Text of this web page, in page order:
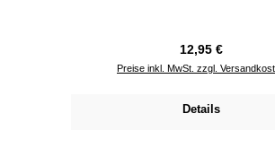
Regulärer Preis:
12,95 €
Preise inkl. MwSt. zzgl.
Details